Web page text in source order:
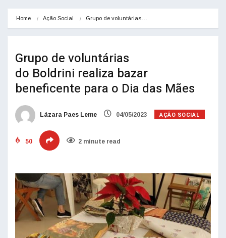
Home Ação Social Grupo de voluntárias…
Grupo de voluntárias
do Boldrini realiza bazar
beneficente para o Dia das Mães
Lázara Paes Leme 04/05/2023 AÇÃO SOCIAL
50 2 minute read